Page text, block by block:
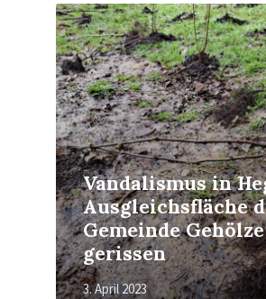
Vandalismus in
Ausgleichsfläche
Gemeinde
gerissen
3. April 2023
Mehr
erfahren